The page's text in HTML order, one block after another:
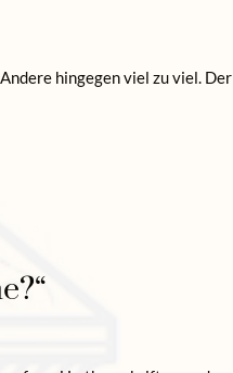
hingegen viel zu viel. Der